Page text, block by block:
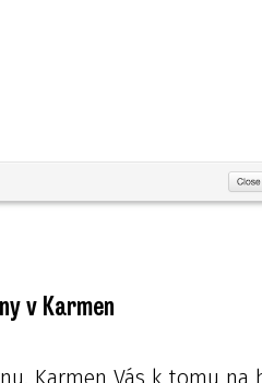
v Karmen
Karmen Vás k tomu na